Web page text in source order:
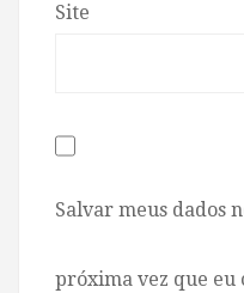
Site
Salvar meus dados
próxima vez que eu